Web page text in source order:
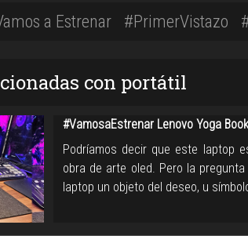
a Estrenar #PrimerVistazo
con portátil
#VamosaEstrenar Lenovo Yoga
Podríamos decir que este laptop
obra de arte oled. Pero la
laptop un objeto del deseo, u